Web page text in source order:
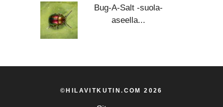
Bug-A-Salt -suola-
aseella...
©HILAVITKUTIN.COM 2026